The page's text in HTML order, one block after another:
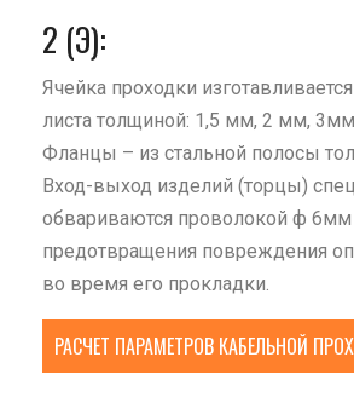
2 (Э):
Ячейка проходки
листа толщиной: 1,5 мм, 2 мм,
Фланцы – из стальной полосы
Вход-выход изделий (торцы)
обвариваются проволокой ф 6мм
предотвращения повреждения
во время его прокладки.
РАСЧЕТ ПАРАМЕТРОВ КАБЕЛЬНОЙ